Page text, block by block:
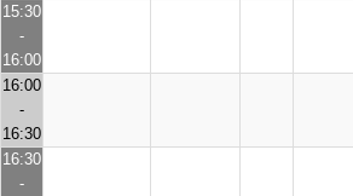
15:30
-
16:00
16:00
-
16:30
16:30
-